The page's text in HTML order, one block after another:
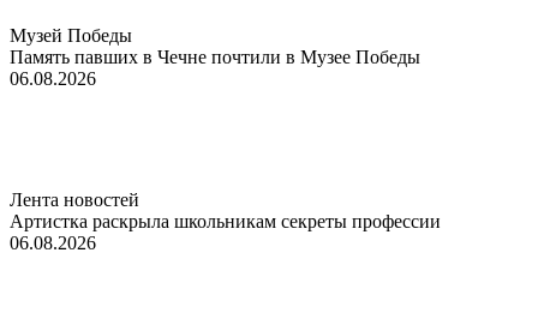
Музей Победы
Память павших в Чечне почтили в Музее Победы
06.08.2026
Лента новостей
Артистка раскрыла школьникам секреты профессии
06.08.2026